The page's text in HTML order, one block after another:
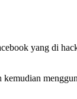
yang di